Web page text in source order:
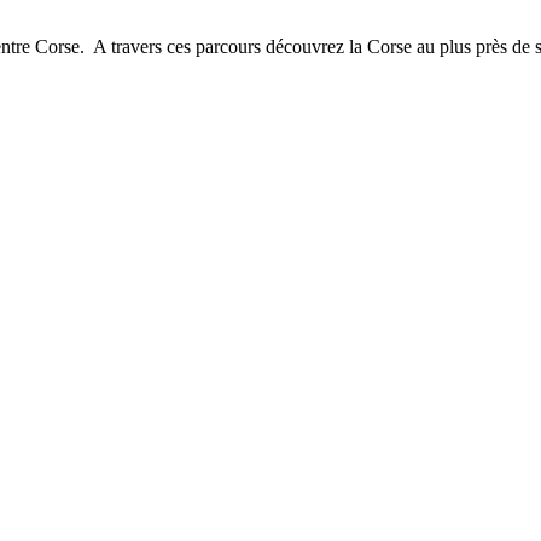
Corse. A travers ces parcours découvrez la Corse au plus près de